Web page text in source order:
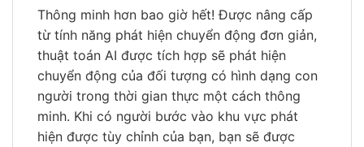
Thông minh hơn bao giờ hết! Được nâng cấp
từ tính năng phát hiện chuyển động đơn giản,
thuật toán AI được tích hợp sẽ phát hiện
chuyển động của đối tượng có hình dạng con
người trong thời gian thực một cách thông
minh. Khi có người bước vào khu vực phát
hiện được tùy chỉnh của bạn, bạn sẽ được